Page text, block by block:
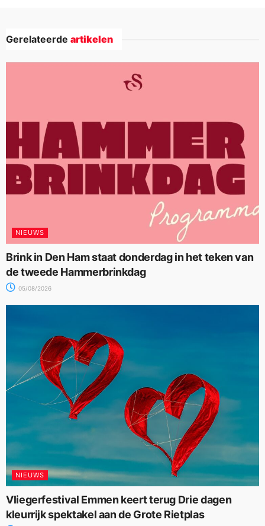
Gerelateerde artikelen
NIEUWS
Brink in Den Ham staat donderdag in het teken van
de tweede Hammerbrinkdag
05/08/2026
NIEUWS
Vliegerfestival Emmen keert terug Drie dagen
kleurrijk spektakel aan de Grote Rietplas